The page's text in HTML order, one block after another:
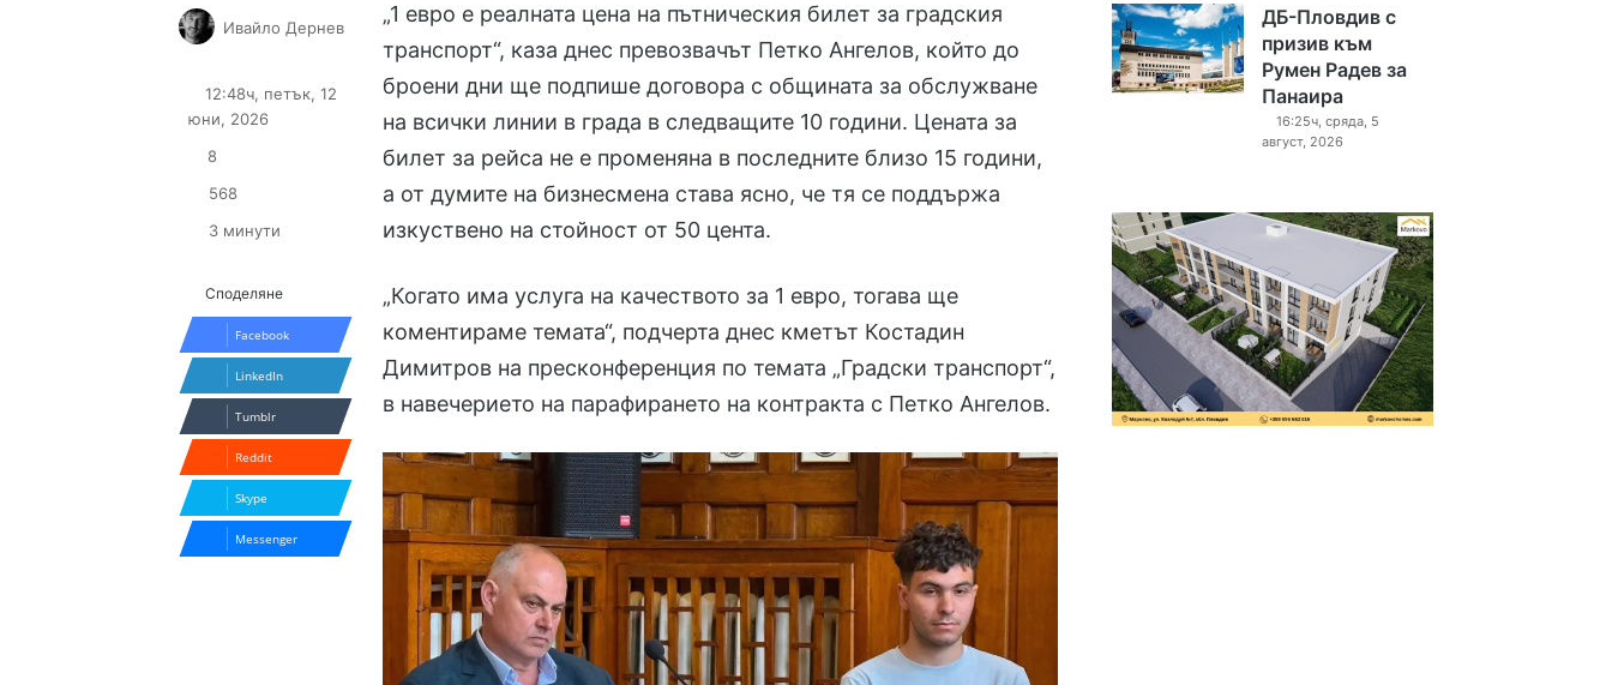
„1 евро е реалната цена на пътническия билет за градския
транспорт“, каза днес превозвачът Петко Ангелов, който до
броени дни ще подпише договора с общината за обслужване
на всички линии в града в следващите 10 години. Цената за
билет за рейса не е променяна в последните близо 15 години,
а от думите на бизнесмена става ясно, че тя се поддържа
изкуствено на стойност от 50 цента.
„Когато има услуга на качеството за 1 евро, тогава ще
коментираме темата“, подчерта днес кметът Костадин
Димитров на пресконференция по темата „Градски транспорт“,
в навечерието на парафирането на контракта с Петко Ангелов.
Ивайло Дернев
email
12:48ч, петък, 12
юни, 2026
8
568
3 минути
Споделяне
Facebook
LinkedIn
Tumblr
Reddit
Skype
Messenger
ДБ-Пловдив с
призив към
Румен Радев за
Панаира
16:25ч, сряда, 5
август, 2026